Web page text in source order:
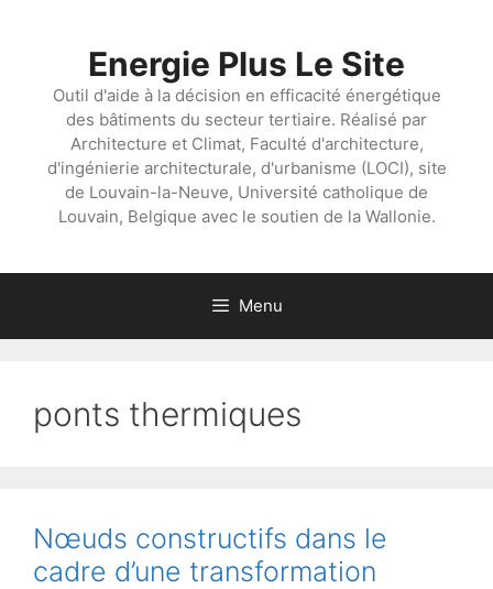
Energie Plus Le Site
Outil d'aide à la décision en efficacité énergétique
des bâtiments du secteur tertiaire. Réalisé par
Architecture et Climat, Faculté d'architecture,
d'ingénierie architecturale, d'urbanisme (LOCI), site
de Louvain-la-Neuve, Université catholique de
Louvain, Belgique avec le soutien de la Wallonie.
Menu
ponts thermiques
Nœuds constructifs dans le
cadre d’une transformation